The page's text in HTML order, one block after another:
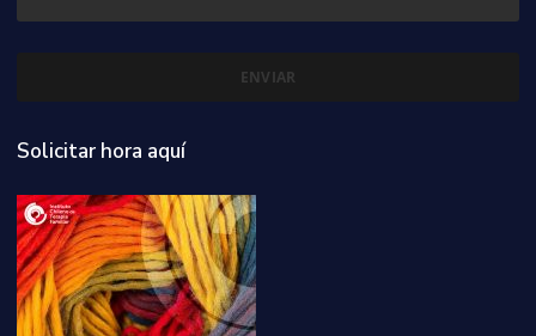
Solicitar hora aquí